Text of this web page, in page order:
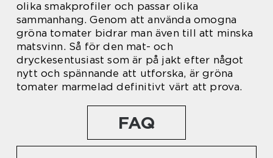
olika smakprofiler och passar olika
sammanhang. Genom att använda omogna
gröna tomater bidrar man även till att minska
matsvinn. Så för den mat- och
dryckesentusiast som är på jakt efter något
nytt och spännande att utforska, är gröna
tomater marmelad definitivt värt att prova.
FAQ